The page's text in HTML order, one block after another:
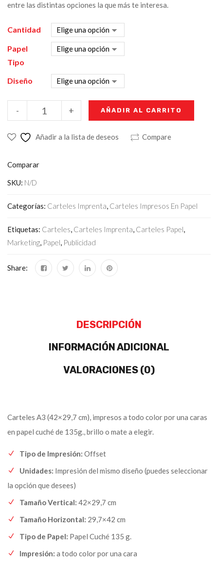
entre las distintas opciones la que más te interesa.
Cantidad
Papel
Tipo
Diseño
+
- AÑADIR AL CARRITO
Añadir a la lista de deseos Compare
Comparar
SKU: N/D
Categorías: Carteles Imprenta, Carteles Impresos En Papel
Etiquetas: Carteles, Carteles Imprenta, Carteles Papel,
Marketing, Papel, Publicidad
Share:
DESCRIPCIÓN
INFORMACIÓN ADICIONAL
VALORACIONES (0)
Carteles A3 (42×29,7 cm), impresos a todo color por una caras
en papel cuché de 135g., brillo o mate a elegir.
Tipo de Impresión: Offset
Unidades: Impresión del mismo diseño (puedes seleccionar
la opción que desees)
Tamaño Vertical: 42×29,7 cm
Tamaño Horizontal: 29,7×42 cm
Tipo de Papel: Papel Cuché 135 g.
Impresión: a todo color por una cara